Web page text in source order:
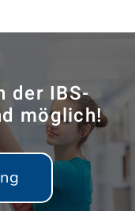
der IBS-
möglich!